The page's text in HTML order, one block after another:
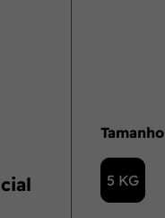
Tamanho
5 KG